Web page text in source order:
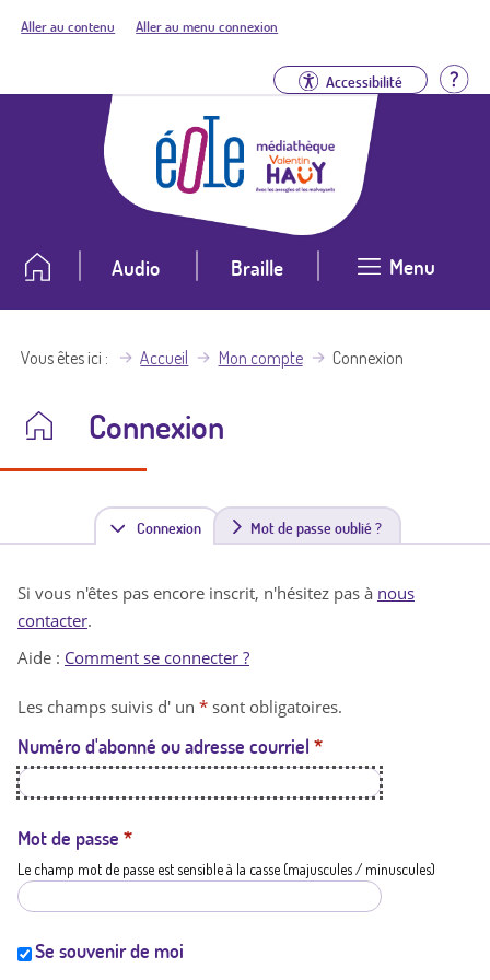
Aller au contenu Aller au menu connexion
Accessibilité
Audio Braille Menu
Vous êtes ici Accueil Mon compte Connexion
Connexion
Connexion(
n
t
a
t
i
Mot de passe oublié ?
Si vous n'êtes pas encore inscrit, n'hésitez pas à nous
contacter.
Aide : Comment se connecter ?
Les champs suivis d' un * sont obligatoires.
Numéro d'abonné ou adresse courriel *
Mot de passe *
Le champ mot de passe est sensible à la casse (majuscules / minuscules)
Se souvenir de moi